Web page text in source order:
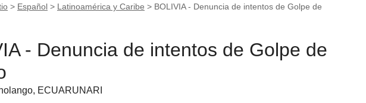
> Español > Latinoamérica y Caribe > BOLIVIA - Denuncia de intentos de Golpe de
- Denuncia de intentos de Golpe de
ECUARUNARI